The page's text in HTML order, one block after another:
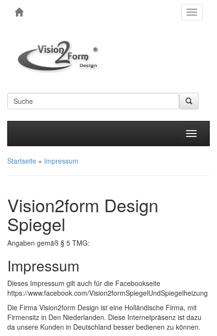
Toggle
Startseite » Impressum
Vision2form Design
Spiegel
Angaben gemäß § 5 TMG:
Impressum
Dieses Impressum gilt auch für die Facebookseite
https://www.facebook.com/Vision2formSpiegelUndSpiegelheizung
Die Firma Vision2form Design ist eine Holländische Firma, mit
Firmensitz in Den Niederlanden. Diese Internetpräsenz ist dazu
da unsere Kunden in Deutschland besser bedienen zu können.